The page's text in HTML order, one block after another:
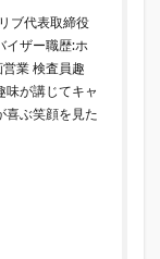
ブ代表取締役
イザー職歴:ホ
業 検査員趣
味が講じてキャ
喜ぶ笑顔を見た